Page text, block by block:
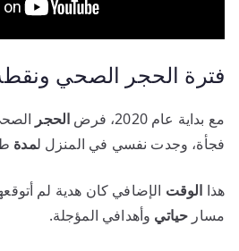
فترة الحجر الصحي
مع بداية عام 2020، فرض الحجر
فجأة، وجدت نفسي في المنزل لمدة
هذا الوقت الإضافي كان هدية لم
مسار حياتي وأهدافي المؤجلة.